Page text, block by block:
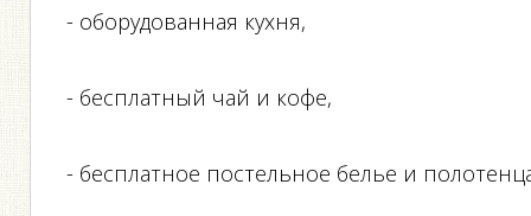
- оборудованная кухня,
- бесплатный чай и кофе,
- бесплатное постельное белье и